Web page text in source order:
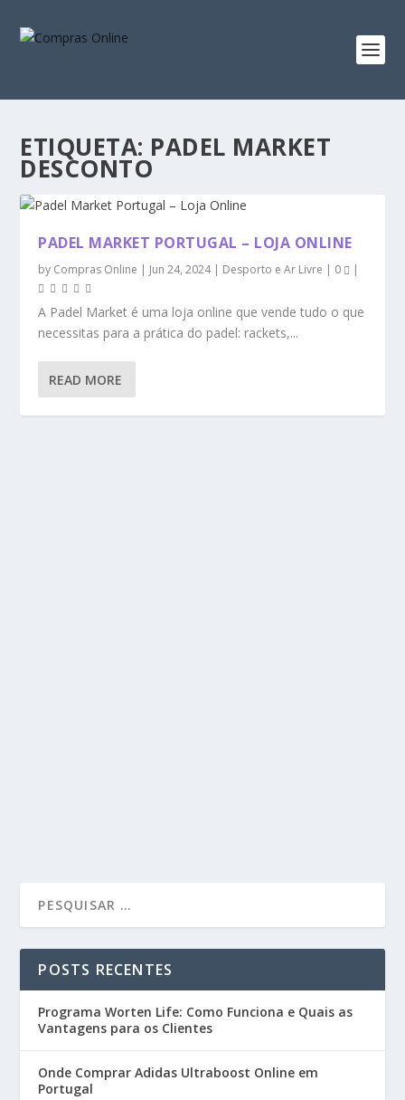
ETIQUETA: PADEL MARKET
DESCONTO
PADEL MARKET PORTUGAL – LOJA ONLINE
by Compras Online | Jun 24, 2024| Desporto e Ar Livre | 0 |
A Padel Market é uma loja online que vende tudo o que
necessitas para a prática do padel: rackets,...
READ MORE
POSTS RECENTES
Programa Worten Life: Como Funciona e Quais as
Vantagens para os Clientes
Onde Comprar Adidas Ultraboost Online em
Portugal